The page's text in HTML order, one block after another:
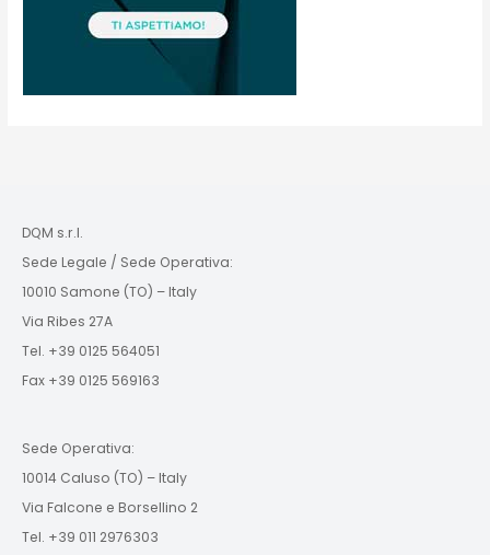
DQM s.r.l.
Sede Legale / Sede Operativa:
10010 Samone (TO) – Italy
Via Ribes 27A
Tel. +39 0125 564051
Fax +39 0125 569163
Sede Operativa:
10014 Caluso (TO) – Italy
Via Falcone e Borsellino 2
Tel. +39 011 2976303